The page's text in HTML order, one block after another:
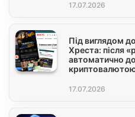
17.07.2026
Під виглядом
Хреста: після
автоматично
17.07.2026